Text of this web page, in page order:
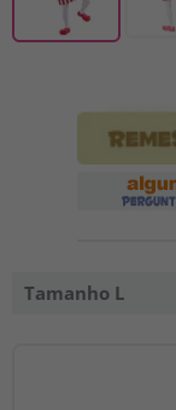
Tamanho L